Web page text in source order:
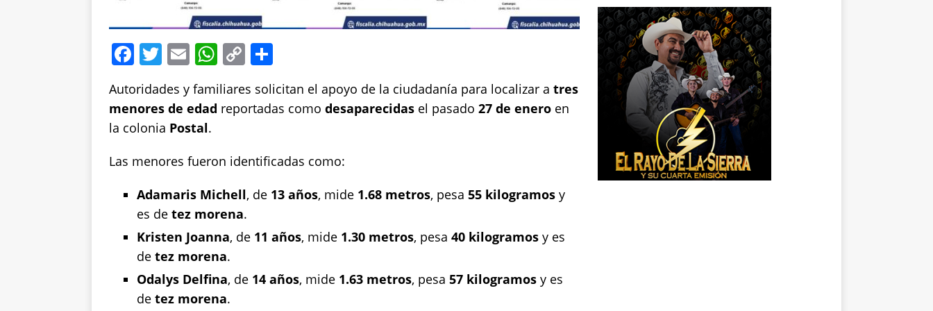
F
a
c
e
b
o
o
k
T
w
it
te
r
E
m
ai
l
W
h
at
s
p
p
C
p
y
n
k
h
a
re
Autoridades y familiares solicitan el apoyo de la ciudadanía para localizar a tres
menores de edad reportadas como desaparecidas el pasado 27 de enero en
la colonia Postal.
Las menores fueron identificadas como:
Adamaris Michell, de 13 años, mide 1.68 metros, pesa 55 kilogramos y
es de tez morena.
Kristen Joanna, de 11 años, mide 1.30 metros, pesa 40 kilogramos y es
de tez morena.
Odalys Delfina, de 14 años, mide 1.63 metros, pesa 57 kilogramos y es
de tez morena.